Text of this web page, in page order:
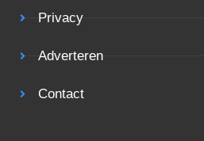
Privacy
Adverteren
Contact